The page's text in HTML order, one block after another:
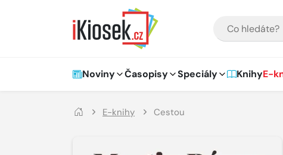
Hlavní navigace
Noviny Časopisy Speciály KnihyE-
E-knihy Cestou